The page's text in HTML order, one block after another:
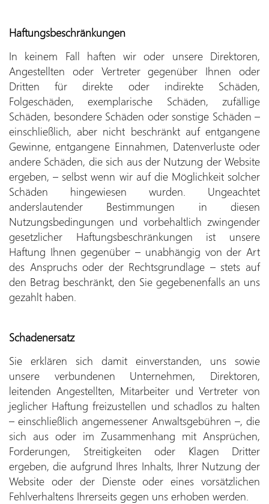
Haftungsbeschränkungen
In keinem Fall haften wir oder unsere Direktoren,
Angestellten oder Vertreter gegenüber Ihnen oder
Dritten für direkte oder indirekte Schäden,
Folgeschäden, exemplarische Schäden, zufällige
Schäden, besondere Schäden oder sonstige Schäden –
einschließlich, aber nicht beschränkt auf entgangene
Gewinne, entgangene Einnahmen, Datenverluste oder
andere Schäden, die sich aus der Nutzung der Website
ergeben, – selbst wenn wir auf die Möglichkeit solcher
Schäden hingewiesen wurden. Ungeachtet
anderslautender Bestimmungen in diesen
Nutzungsbedingungen und vorbehaltlich zwingender
gesetzlicher Haftungsbeschränkungen ist unsere
Haftung Ihnen gegenüber – unabhängig von der Art
des Anspruchs oder der Rechtsgrundlage – stets auf
den Betrag beschränkt, den Sie gegebenenfalls an uns
gezahlt haben.
Schadenersatz
Sie erklären sich damit einverstanden, uns sowie
unsere verbundenen Unternehmen, Direktoren,
leitenden Angestellten, Mitarbeiter und Vertreter von
jeglicher Haftung freizustellen und schadlos zu halten
– einschließlich angemessener Anwaltsgebühren –, die
sich aus oder im Zusammenhang mit Ansprüchen,
Forderungen, Streitigkeiten oder Klagen Dritter
ergeben, die aufgrund Ihres Inhalts, Ihrer Nutzung der
Website oder der Dienste oder eines vorsätzlichen
Fehlverhaltens Ihrerseits gegen uns erhoben werden.